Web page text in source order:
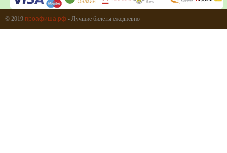
© 2019 проафиша.рф - Лучшие билеты ежедневно